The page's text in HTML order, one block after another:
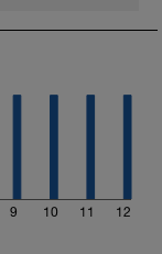
9 10 11 12